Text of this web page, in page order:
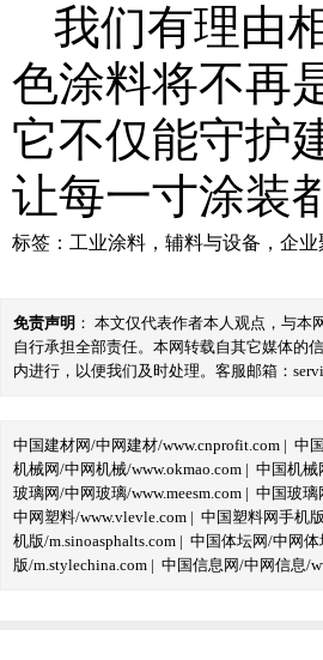
我们有理由
色涂料将不再
它不仅能守护
让每一寸涂装
标签： 工业涂料 ， 辅料与设备 ， 企业
免责声明 ： 本文仅代表作者本人观点，与
自行承担全部责任。本网转载自其它媒体的
内进行，以便我们及时处理。客服邮箱：
中国建材网/中网建材/www.cnprofit.com | 中
机械网/中网机械/www.okmao.com | 中国机械
玻璃网/中网玻璃/www.meesm.com | 中国玻璃
中网塑料/www.vlevle.com | 中国塑料网手机
机版/m.sinoasphalts.com | 中国体坛网/中网
版/m.stylechina.com | 中国信息网/中网信息/